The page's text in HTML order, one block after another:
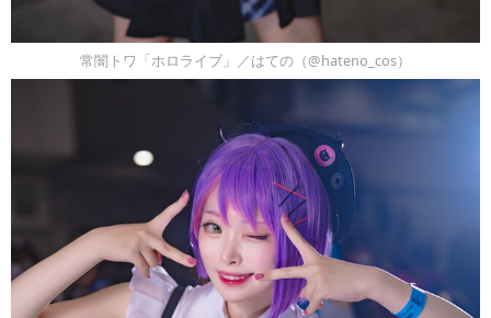
常闇トワ「ホロライブ」／はての（@hateno_cos）